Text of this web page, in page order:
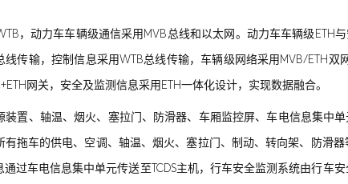
，动力车车辆级通信采用MVB总线和以太网。动力车车辆级ETH
传输，控制信息采用WTB总线传输，车辆级网络采用MVB/ETH
网关，安全及监测信息采用ETH一体化设计，实现数据融合。
置、轴温、烟火、塞拉门、防滑器、车厢监控屏、车电信息集中
拖车的供电、空调、轴温、烟火、塞拉门、制动、转向架、防滑
过车电信息集中单元传送至TCDS主机，行车安全监测系统由行车